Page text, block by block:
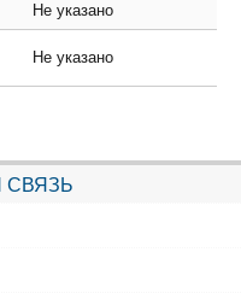
Не указано
Не указано
СВЯЗЬ